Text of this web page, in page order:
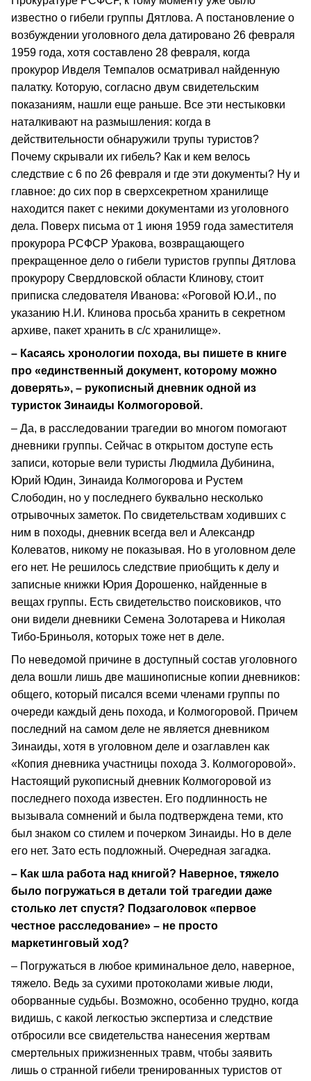
известно о гибели группы Дятлова. А постановление о
возбуждении уголовного дела датировано 26 февраля
1959 года, хотя составлено 28 февраля, когда
прокурор Ивделя Темпалов осматривал найденную
палатку. Которую, согласно двум свидетельским
показаниям, нашли еще раньше. Все эти нестыковки
наталкивают на размышления: когда в
действительности обнаружили трупы туристов?
Почему скрывали их гибель? Как и кем велось
следствие с 6 по 26 февраля и где эти документы? Ну и
главное: до сих пор в сверхсекретном хранилище
находится пакет с некими документами из уголовного
дела. Поверх письма от 1 июня 1959 года заместителя
прокурора РСФСР Уракова, возвращающего
прекращенное дело о гибели туристов группы Дятлова
прокурору Свердловской области Клинову, стоит
приписка следователя Иванова: «Роговой Ю.И., по
указанию Н.И. Клинова просьба хранить в секретном
архиве, пакет хранить в с/с хранилище».
– Касаясь хронологии похода, вы пишете в книге
про «единственный документ, которому можно
доверять», – рукописный дневник одной из
туристок Зинаиды Колмогоровой.
– Да, в расследовании трагедии во многом помогают
дневники группы. Сейчас в открытом доступе есть
записи, которые вели туристы Людмила Дубинина,
Юрий Юдин, Зинаида Колмогорова и Рустем
Слободин, но у последнего буквально несколько
отрывочных заметок. По свидетельствам ходивших с
ним в походы, дневник всегда вел и Александр
Колеватов, никому не показывая. Но в уголовном деле
его нет. Не решилось следствие приобщить к делу и
записные книжки Юрия Дорошенко, найденные в
вещах группы. Есть свидетельство поисковиков, что
они видели дневники Семена Золотарева и Николая
Тибо-Бриньоля, которых тоже нет в деле.
По неведомой причине в доступный состав уголовного
дела вошли лишь две машинописные копии дневников:
общего, который писался всеми членами группы по
очереди каждый день похода, и Колмогоровой. Причем
последний на самом деле не является дневником
Зинаиды, хотя в уголовном деле и озаглавлен как
«Копия дневника участницы похода З. Колмогоровой».
Настоящий рукописный дневник Колмогоровой из
последнего похода известен. Его подлинность не
вызывала сомнений и была подтверждена теми, кто
был знаком со стилем и почерком Зинаиды. Но в деле
его нет. Зато есть подложный. Очередная загадка.
– Как шла работа над книгой? Наверное, тяжело
было погружаться в детали той трагедии даже
столько лет спустя? Подзаголовок «первое
честное расследование» – не просто
маркетинговый ход?
– Погружаться в любое криминальное дело, наверное,
тяжело. Ведь за сухими протоколами живые люди,
оборванные судьбы. Возможно, особенно трудно, когда
видишь, с какой легкостью экспертиза и следствие
отбросили все свидетельства нанесения жертвам
смертельных прижизненных травм, чтобы заявить
лишь о странной гибели тренированных туристов от